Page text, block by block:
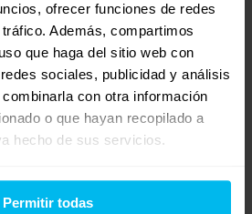
ofrecer funciones de redes
Además, compartimos
que haga del sitio web con
sociales, publicidad y análisis
con otra información
o que hayan recopilado a
hecho de sus servicios.
Permitir todas
pm #17024